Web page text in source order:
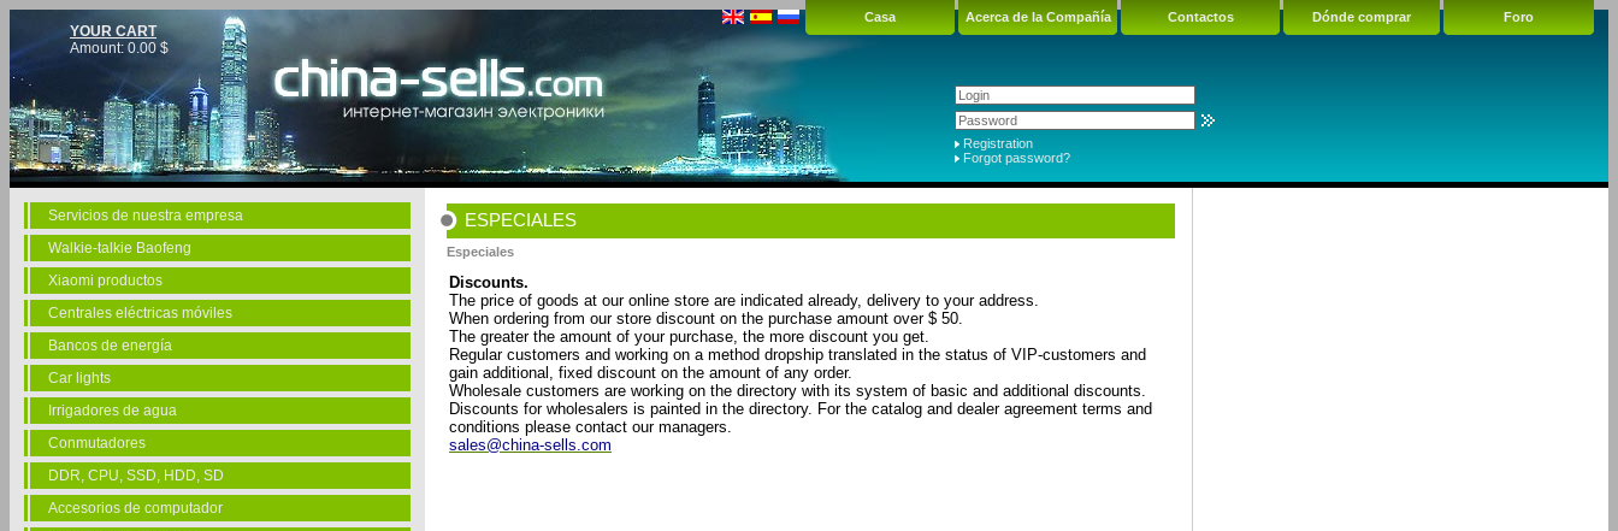
YOUR CART
Amount: 0.00 $
Registration
Forgot password?
Casa Acerca de la Compañía Contactos Dónde comprar Foro
Servicios de nuestra empresa
Walkie-talkie Baofeng
Xiaomi productos
Centrales eléctricas móviles
Bancos de energía
Car lights
Irrigadores de agua
Conmutadores
DDR, CPU, SSD, HDD, SD
Accesorios de computador
ESPECIALES
Especiales
Discounts.
The price of goods at our online store are indicated already, delivery to your address.
When ordering from our store discount on the purchase amount over $ 50.
The greater the amount of your purchase, the more discount you get.
Regular customers and working on a method dropship translated in the status of VIP-customers and
gain additional, fixed discount on the amount of any order.
Wholesale customers are working on the directory with its system of basic and additional discounts.
Discounts for wholesalers is painted in the directory. For the catalog and dealer agreement terms and
conditions please contact our managers.
sales@china-sells.com